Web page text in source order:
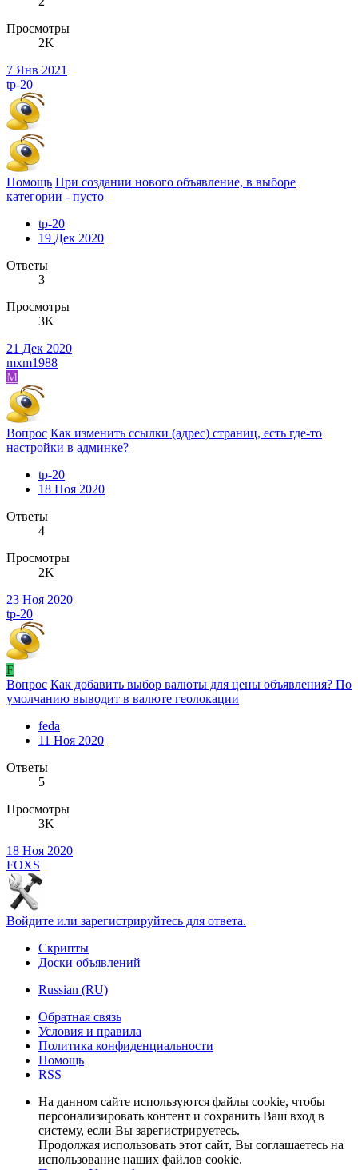
Просмотры
2K
7 Янв 2021
tp-20
Помощь При создании нового объявление, в выборе
категории - пусто
tp-20
19 Дек 2020
Ответы
3
Просмотры
3K
21 Дек 2020
mxm1988
M
Вопрос Как изменить ссылки (адрес) страниц, есть где-то
настройки в админке?
tp-20
18 Ноя 2020
Ответы
4
Просмотры
2K
23 Ноя 2020
tp-20
F
Вопрос Как добавить выбор валюты для цены объявления? По
умолчанию выводит в валюте геолокации
feda
11 Ноя 2020
Ответы
5
Просмотры
3K
18 Ноя 2020
FOXS
Войдите или зарегистрируйтесь для ответа.
Скрипты
Доски объявлений
Russian (RU)
Обратная связь
Условия и правила
Политика конфиденциальности
Помощь
RSS
На данном сайте используются файлы cookie, чтобы
персонализировать контент и сохранить Ваш вход в
систему, если Вы зарегистрируетесь.
Продолжая использовать этот сайт, Вы соглашаетесь на
использование наших файлов cookie.